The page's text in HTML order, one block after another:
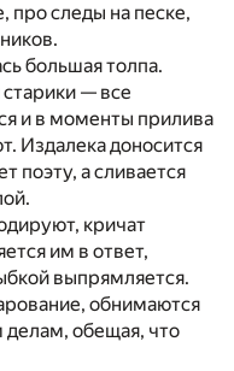
про следы на песке,
большая толпа.
— все
и в моменты прилива
Издалека доносится
поэту, а сливается
кричат
им в ответ,
выпрямляется.
обнимаются
делам, обещая, что